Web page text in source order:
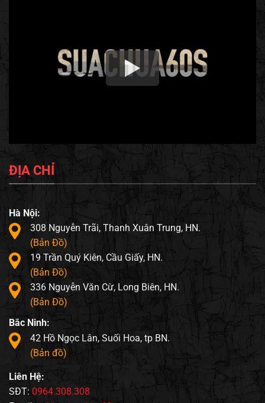
ĐỊA CHỈ
Hà Nội:
308 Nguyễn Trãi, Thanh Xuân Trung, HN.
(Bản Đồ)
19 Trần Quý Kiên, Cầu Giấy, HN.
(Bản Đồ)
336 Nguyễn Văn Cừ, Long Biên, HN.
(Bản Đồ)
Bắc Ninh:
42 Hồ Ngọc Lân, Suối Hoa, tp BN.
(Bản đồ)
Liên Hệ:
SĐT: 0964.308.308